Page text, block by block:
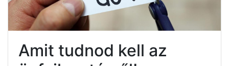
Amit tudnod kell az